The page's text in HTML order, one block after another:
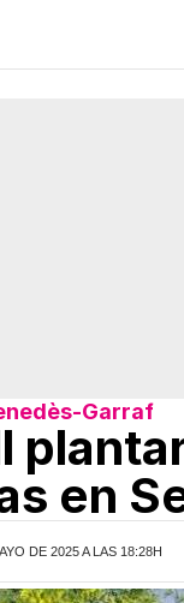
Garraf
en
DE 2025 A LAS 18:28H